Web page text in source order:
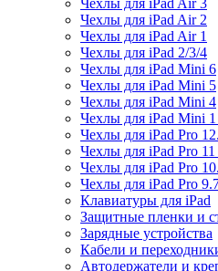
Чехлы для iPad Air 3
Чехлы для iPad Air 2
Чехлы для iPad Air 1
Чехлы для iPad 2/3/4
Чехлы для iPad Mini 6
Чехлы для iPad Mini 5
Чехлы для iPad Mini 4
Чехлы для iPad Mini
Чехлы для iPad Pro
Чехлы для iPad Pro
Чехлы для iPad Pro
Чехлы для iPad Pro
Клавиатуры для iPad
Защитные пленки и
Зарядные устройства
Кабели и
Автодержатели и